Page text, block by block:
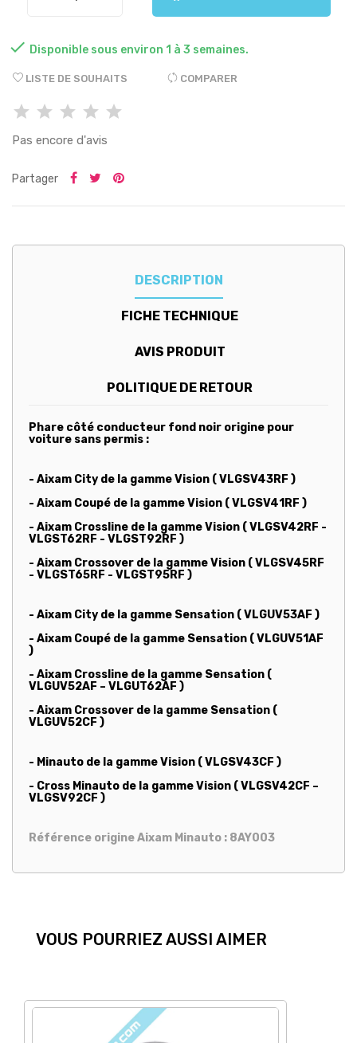
 Disponible sous environ 1 à 3 semaines.
LISTE DE SOUHAITS COMPARER
Pas encore d'avis
Partager
DESCRIPTION
FICHE TECHNIQUE
AVIS PRODUIT
POLITIQUE DE RETOUR
Phare côté conducteur fond noir origine pour
voiture sans permis :
- Aixam City de la gamme Vision ( VLGSV43RF )
- Aixam Coupé de la gamme Vision ( VLGSV41RF )
- Aixam Crossline de la gamme Vision ( VLGSV42RF -
VLGST62RF - VLGST92RF )
- Aixam Crossover de la gamme Vision ( VLGSV45RF
- VLGST65RF - VLGST95RF )
- Aixam City de la gamme Sensation ( VLGUV53AF )
- Aixam Coupé de la gamme Sensation ( VLGUV51AF
)
- Aixam Crossline de la gamme Sensation (
VLGUV52AF – VLGUT62AF )
- Aixam Crossover de la gamme Sensation (
VLGUV52CF )
- Minauto de la gamme Vision ( VLGSV43CF )
- Cross Minauto de la gamme Vision ( VLGSV42CF –
VLGSV92CF )
Référence origine Aixam Minauto : 8AY003
VOUS POURRIEZ AUSSI AIMER